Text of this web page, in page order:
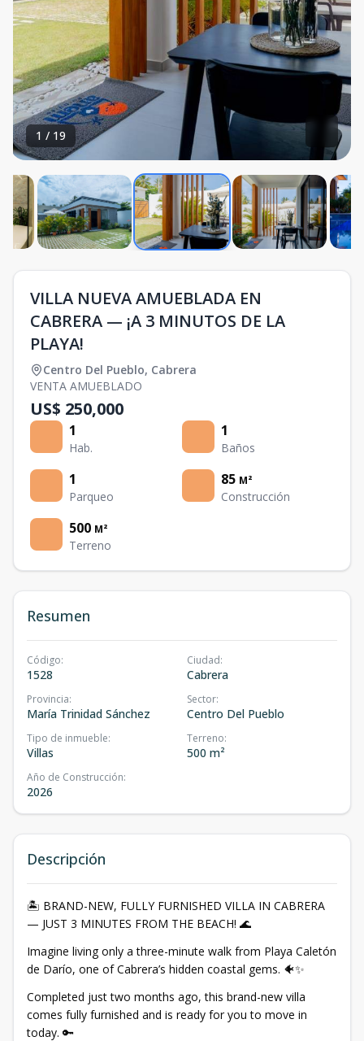
1 / 19
VILLA NUEVA AMUEBLADA EN
CABRERA — ¡A 3 MINUTOS DE LA
PLAYA!
Centro Del Pueblo, Cabrera
VENTA AMUEBLADO
US$ 250,000
1
Hab.
1
Baños
1
Parqueo
85 M²
Construcción
500 M²
Terreno
Resumen
Código:
1528
Ciudad:
Cabrera
Provincia:
María Trinidad Sánchez
Sector:
Centro Del Pueblo
Tipo de inmueble:
Villas
Terreno:
500 m²
Año de Construcción:
2026
Descripción
🏝️ BRAND-NEW, FULLY FURNISHED VILLA IN CABRERA
— JUST 3 MINUTES FROM THE BEACH! 🌊
Imagine living only a three-minute walk from Playa Caletón
de Darío, one of Cabrera’s hidden coastal gems. 🐠✨
Completed just two months ago, this brand-new villa
comes fully furnished and is ready for you to move in
today. 🔑